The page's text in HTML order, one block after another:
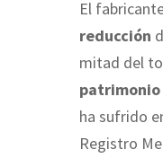
El
reducción
mitad del
ha sufrido
Registro
i
o
n
ó